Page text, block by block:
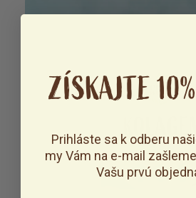
ZÍSKAJTE
Prihláste sa k odberu
my Vám na e-mail zašleme
Vašu prvú